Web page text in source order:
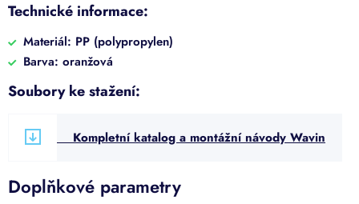
Technické informace:
Materiál: PP (polypropylen)
Barva: oranžová
Soubory ke stažení:
Kompletní katalog a montážní návody Wavin
Doplňkové parametry